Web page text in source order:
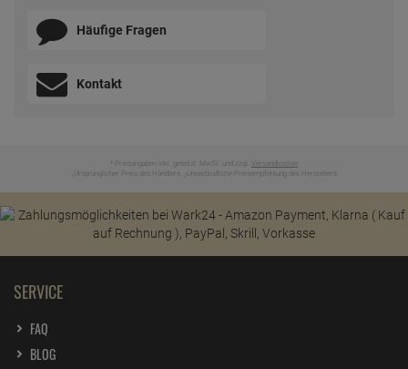
Häufige Fragen
Kontakt
* Preisangaben inkl. gesetzl. MwSt. und zzgl. Versandkosten
Ursprünglicher Preis des Händlers, Unverbindliche Preisempfehlung des Herstellers
SERVICE
FAQ
BLOG